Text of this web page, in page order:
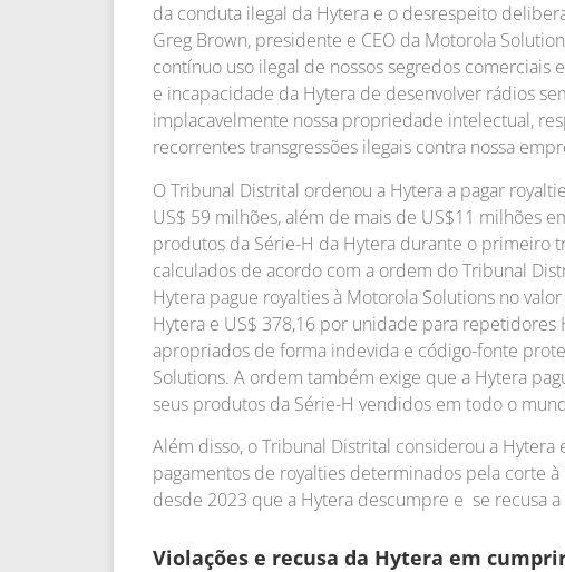
da conduta ilegal da Hytera e o desrespeito
Greg Brown, presidente e CEO da Motorola
contínuo uso ilegal de nossos segredos
e incapacidade da Hytera de desenvolver rádios
implacavelmente nossa propriedade intelectual,
recorrentes transgressões ilegais contra nossa
O Tribunal Distrital ordenou a Hytera a pagar
US$ 59 milhões, além de mais de US$11 milhões
produtos da Série-H da Hytera durante o primeiro
calculados de acordo com a ordem do Tribunal
Hytera pague royalties à Motorola Solutions no
Hytera e US$ 378,16 por unidade para
apropriados de forma indevida e código-fonte
Solutions. A ordem também exige que a Hytera
seus produtos da Série-H vendidos em todo o
Além disso, o Tribunal Distrital considerou a
pagamentos de royalties determinados pela corte
desde 2023 que a Hytera descumpre e se recusa
Violações e recusa da Hytera em